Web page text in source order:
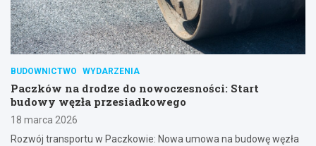
BUDOWNICTWO WYDARZENIA
Paczków na drodze do nowoczesności: Start
budowy węzła przesiadkowego
18 marca 2026
Rozwój transportu w Paczkowie: Nowa umowa na budowę węzła